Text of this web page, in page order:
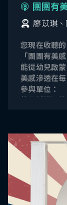
團團有
廖苡琪
您現在收聽
「團團有美
能從幼兒啟
美感滲透在
參與單位：
藝起來尋美-
教 育計畫
國立臺灣藝
「學美．美
跨領域美感
藝師藝有-鼓
畫